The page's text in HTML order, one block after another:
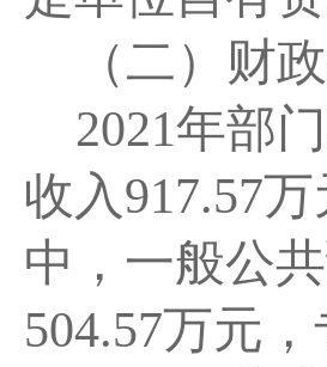
（二）财
2021年部
收入917.57万
中，一般公
504.57万元，